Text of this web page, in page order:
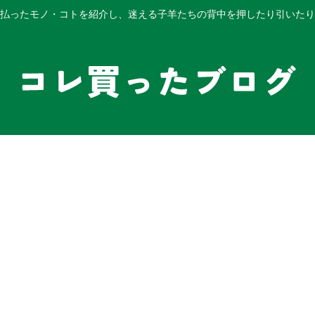
ったモノ・コトを紹介し、迷える子羊たちの背中を押したり引いたり